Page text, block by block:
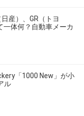
産）、GR（トヨ
一体何？自動車メーカ
「1000 New」が小
ル